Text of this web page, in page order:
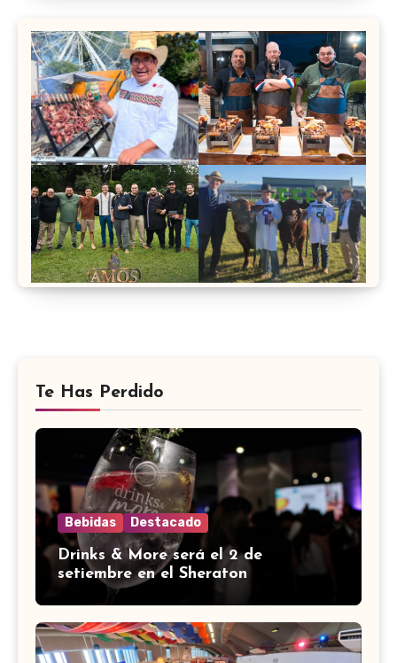
Te Has Perdido
Bebidas Destacado
Drinks & More será el 2 de
setiembre en el Sheraton